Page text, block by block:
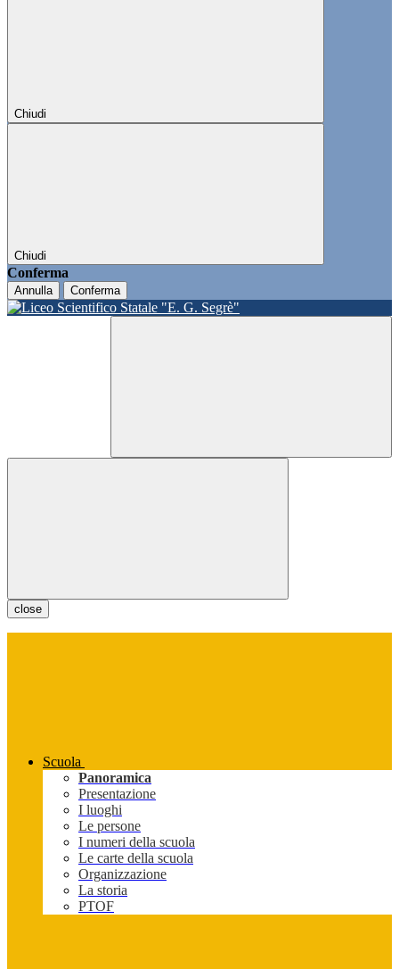
Chiudi
Chiudi
Conferma
Annulla Conferma
close
Scuola
Panoramica
Presentazione
I luoghi
Le persone
I numeri della scuola
Le carte della scuola
Organizzazione
La storia
PTOF